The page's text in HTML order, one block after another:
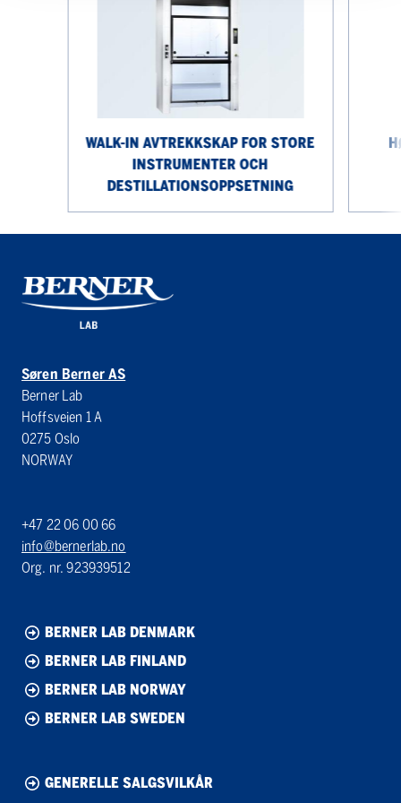
destillationsoppsetning
WALK-IN AVTREKKSKAP FOR STORE
INSTRUMENTER OCH
DESTILLATIONSOPPSETNING
Søren Berner AS
Berner Lab
Hoffsveien 1 A
0275 Oslo
NORWAY
+47 22 06 00 66
info@bernerlab.no
Org. nr. 923939512
BERNER LAB DENMARK
BERNER LAB FINLAND
BERNER LAB NORWAY
BERNER LAB SWEDEN
GENERELLE SALGSVILKÅR